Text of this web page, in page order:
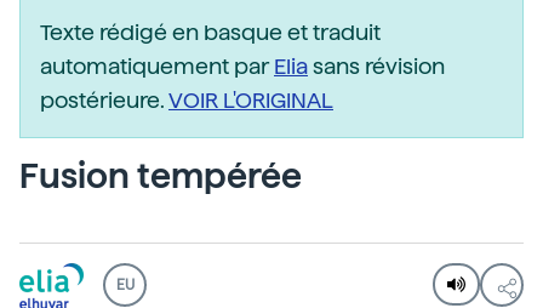
Texte rédigé en basque et traduit
automatiquement parEliasans révision
postérieure.VOIR L'ORIGINAL
Fusion tempérée
EU